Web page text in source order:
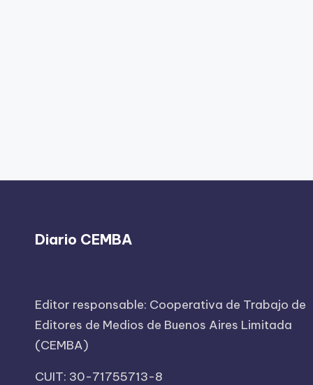
Diario CEMBA
Editor responsable: Cooperativa de Trabajo de
Editores de Medios de Buenos Aires Limitada
(CEMBA)
CUIT: 30-71755713-8